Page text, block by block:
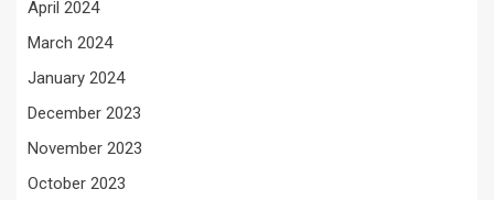
April 2024
March 2024
January 2024
December 2023
November 2023
October 2023